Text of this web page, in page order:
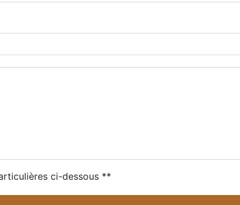
ci-dessous **